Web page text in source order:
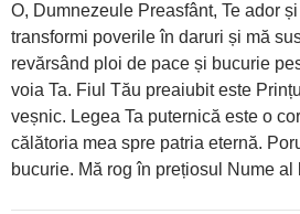
O, Dumnezeule Preasfânt, Te ador
transformi poverile în daruri și mă
revărsând ploi de pace și bucurie
voia Ta. Fiul Tău preaiubit este
veșnic. Legea Ta puternică este o
călătoria mea spre patria eternă.
bucurie. Mă rog în prețiosul Nume al